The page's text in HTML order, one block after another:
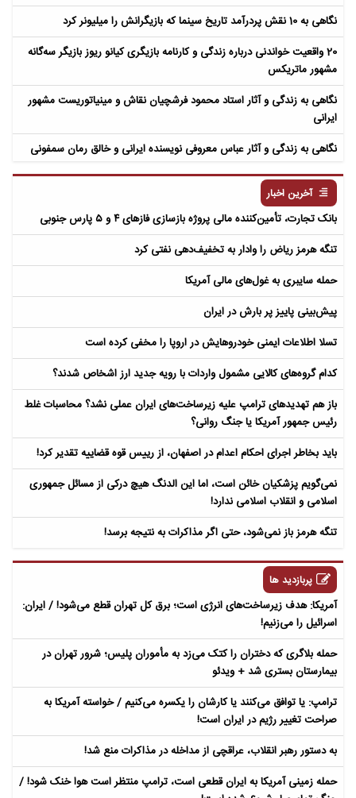
نگاهی به 10 نقش پردرآمد تاریخ سینما که بازیگرانش را میلیونر کرد
20 واقعیت خواندنی درباره زندگی و کارنامه بازیگری کیانو ریوز بازیگر سه‌گانه
مشهور ماتریکس
نگاهی به زندگی و آثار استاد محمود فرشچیان نقاش و مینیاتوریست مشهور
ایرانی
نگاهی به زندگی و آثار عباس معروفی نویسنده ایرانی و خالق رمان سمفونی
آخرین اخبار
بانک تجارت، تأمین‌کننده مالی پروژه بازسازی فازهای ۴ و ۵ پارس جنوبی
تنگه هرمز ریاض را وادار به تخفیف‌دهی نفتی کرد
حمله سایبری به غول‌های مالی آمریکا
پیش‌بینی پاییز پر بارش در ایران
تسلا اطلاعات ایمنی خودروهایش در اروپا را مخفی کرده است
کدام گروه‌های کالایی مشمول واردات با رویه جدید ارز اشخاص شدند؟
باز هم تهدیدهای ترامپ علیه زیرساخت‌های ایران عملی نشد؟ محاسبات غلط
رئیس جمهور آمریکا یا جنگ روانی؟
باید بخاطر اجرای احکام اعدام در اصفهان، از رییس قوه قضاییه تقدیر کرد!
نمی‌گویم پزشکیان خائن است، اما این الدنگ هیچ درکی از مسائل جمهوری
اسلامی و انقلاب اسلامی ندارد!
تنگه هرمز باز نمی‌شود، حتی اگر مذاکرات به نتیجه برسد!
پربازدید ها
آمریکا: هدف زیرساخت‌های انرژی است؛ برق کل تهران قطع می‌شود! / ایران:
اسرائیل را می‌زنیم!
حمله بلاگری که دختران را کتک می‌زد به مأموران پلیس؛ شرور تهران در
بیمارستان بستری شد + ویدئو
ترامپ: یا توافق می‌کنند یا کارشان را یکسره می‌کنیم / خواسته آمریکا به
صراحت تغییر رژیم در ایران است!
به دستور رهبر انقلاب، عراقچی از مداخله در مذاکرات منع شد!
حمله زمینی آمریکا به ایران قطعی است، ترامپ منتظر است هوا خنک شود! /